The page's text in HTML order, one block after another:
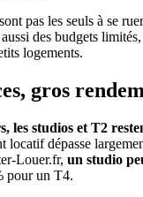
pas les seuls à se
des budgets
logements.
gros
les studios et T2
locatif dépasse
Louer.fr, un studio
pour un T4.